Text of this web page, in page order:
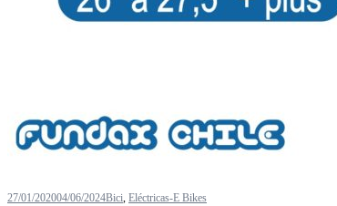
27/01/202004/06/2024Bici, Eléctricas-E Bikes